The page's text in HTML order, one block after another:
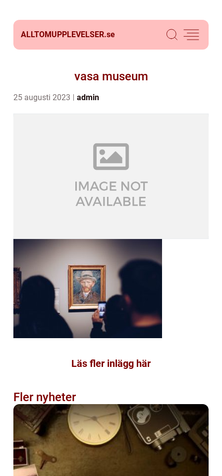
ALLTOMUPPLEVELSER.se
vasa museum
25 augusti 2023 admin
Läs fler inlägg här
Fler nyheter